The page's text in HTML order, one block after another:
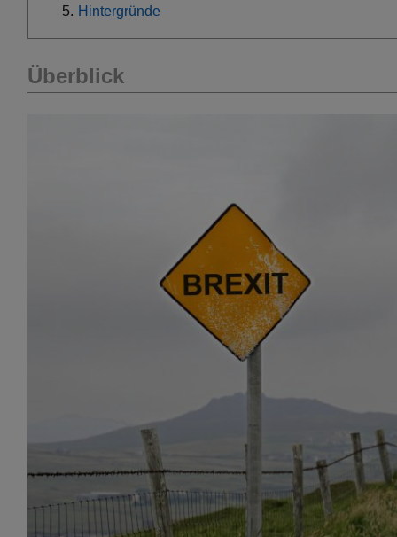
Hintergründe
Überblick